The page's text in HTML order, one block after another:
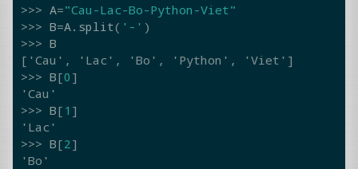
>>> A="Cau-Lac-Bo-Python-Viet"
>>> B=A. split( '-' )
>>> B
['Cau', 'Lac', 'Bo', 'Python', 'Viet']
>>> B[0 ]
'Cau'
>>> B[ 1 ]
'Lac'
>>> B[2 ]
'Bo'